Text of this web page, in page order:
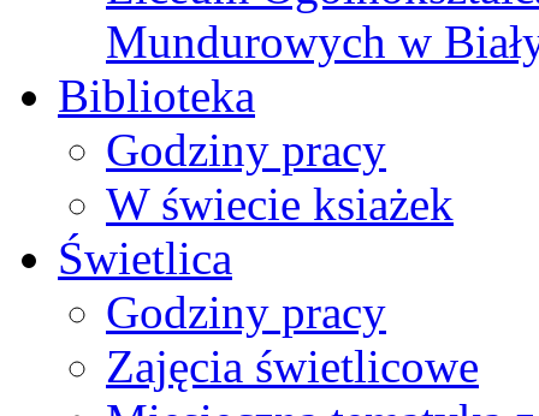
Mundurowych w
Biblioteka
Godziny pracy
W świecie ksiażek
Świetlica
Godziny pracy
Zajęcia świetlicowe